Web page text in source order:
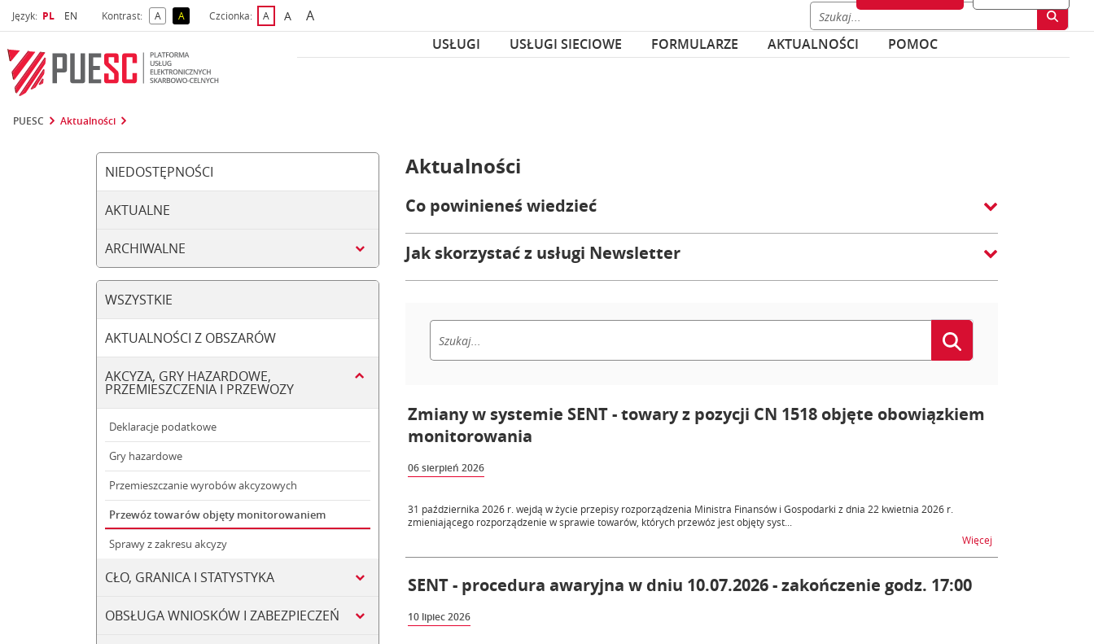
Język: Wybrany język
PL Wybierz język
EN Kontrast: Akontrast domyślny
Akontrast żółty tekst na czarnym tle
Czcionka: Adomyślna czcionka
Awiększa czcionka
Anajwiększa czcionka
USŁUGI
USŁUGI SIECIOWE FORMULARZE AKTUALNOŚCI POMOC
PUESC Aktualności
NIEDOSTĘPNOŚCI
AKTUALNE
ARCHIWALNE
WSZYSTKIE
AKTUALNOŚCI Z OBSZARÓW
AKCYZA, GRY HAZARDOWE,
PRZEMIESZCZENIA I PRZEWOZY
Deklaracje podatkowe
Gry hazardowe
Przemieszczanie wyrobów akcyzowych
Przewóz towarów objęty monitorowaniem
Sprawy z zakresu akcyzy
CŁO, GRANICA I STATYSTYKA
OBSŁUGA WNIOSKÓW I ZABEZPIECZEŃ
Aktualności
Co powinieneś wiedzieć
Jak skorzystać z usługi Newsletter
Zmiany w systemie SENT - towary z pozycji CN 1518 objęte obowiązkiem
monitorowania
06 sierpień 2026
31 października 2026 r. wejdą w życie przepisy rozporządzenia Ministra Finansów i Gospodarki z dnia 22 kwietnia 2026 r.
zmieniającego rozporządzenie w sprawie towarów, których przewóz jest objęty syst...
Więcej
SENT - procedura awaryjna w dniu 10.07.2026 - zakończenie godz. 17:00
10 lipiec 2026